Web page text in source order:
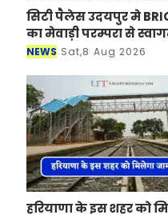
सिटी पैलेस उदयपुर मे
का मेवाड़ी परम्परा से
NEWS Sat,8 Aug 2026
हरियाणा के इस शहर को